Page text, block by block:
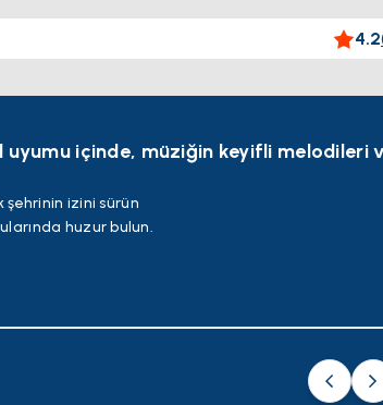
4.2
uyumu içinde, müziğin keyifli melodileri
şehrinin izini sürün
huzur bulun.
süslenmiş doğanın sakinliğini içinize çekin
, keyifli bir tekne turu için mükemmel bir
yapacağınız kısa bir transfer ile